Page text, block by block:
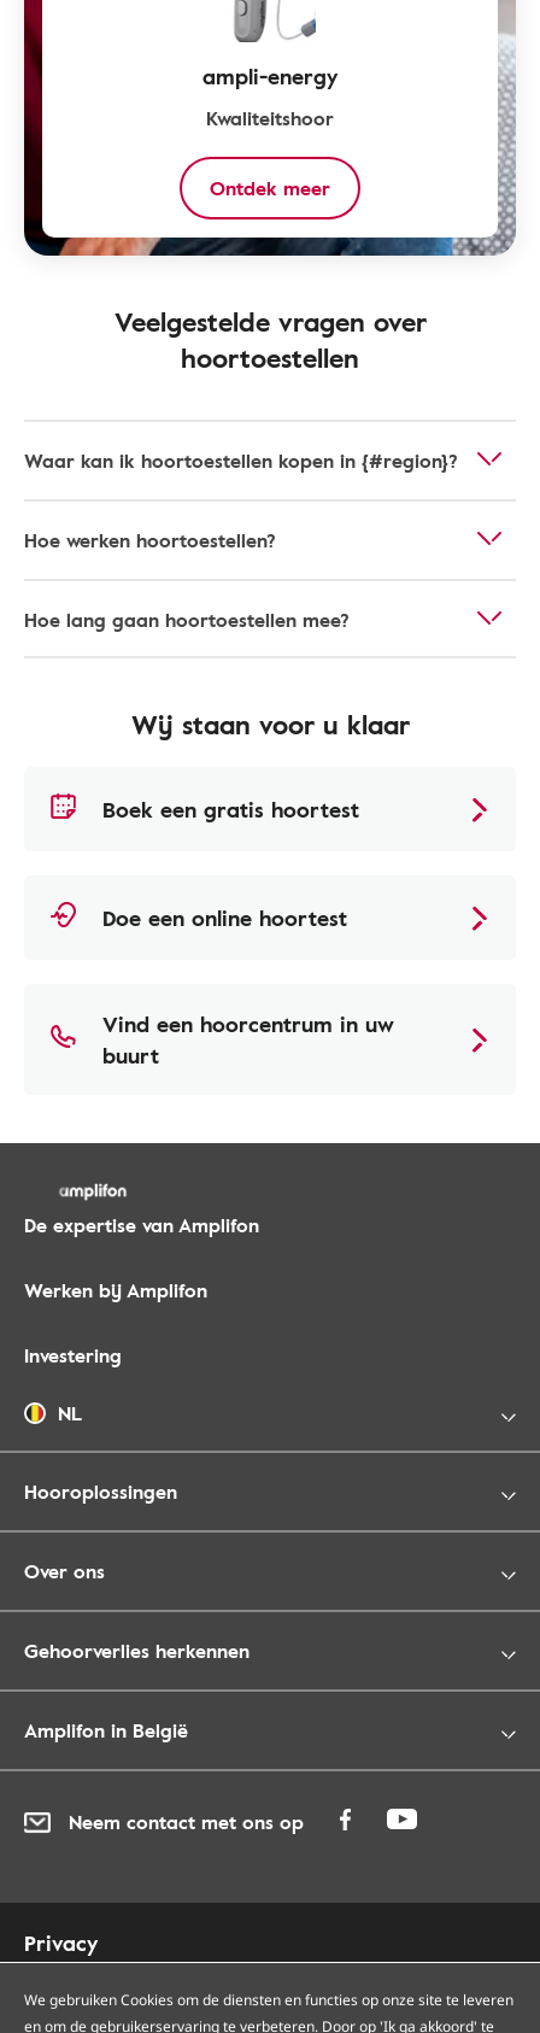
ampli-energy
Kwaliteitshoor
Ontdek meer
Veelgestelde vragen over
hoortoestellen
Waar kan ik hoortoestellen kopen in {#region}?
Hoe werken hoortoestellen?
Hoe lang gaan hoortoestellen mee?
Wij staan voor u klaar
Boek een gratis hoortest
Doe een online hoortest
Vind een hoorcentrum in uw
buurt
De expertise van Amplifon
Werken bij Amplifon
Investering
NL
Hooroplossingen
Over ons
Gehoorverlies herkennen
Amplifon in België
Neem contact met ons op
Privacy
Cookies
Toegankelijkheid
We gebruiken Cookies om de diensten en functies op onze site te leveren
en om de gebruikerservaring te verbeteren. Door op 'Ik ga akkoord' te